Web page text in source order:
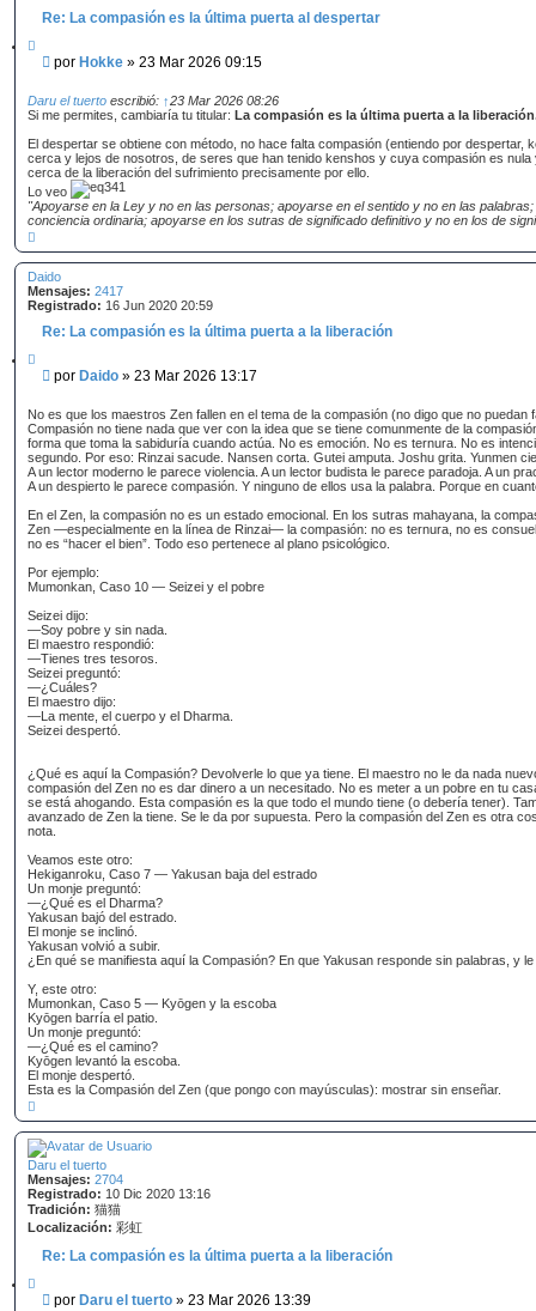
Re: La compasión es la última puerta al despertar
r
M
n
s
j
e
por Hokke » 23 Mar 2026 09:15
Daru el tuerto escribió: ↑23 Mar 2026 08:26
Si me permites, cambiaría tu titular: La compasión es la última puerta a la
El despertar se obtiene con método, no hace falta compasión (entiendo por despertar,
cerca y lejos de nosotros, de seres que han tenido kenshos y cuya compasión es
cerca de la liberación del sufrimiento precisamente por ello.
Lo veo
"Apoyarse en la Ley y no en las personas; apoyarse en el sentido y no en las
conciencia ordinaria; apoyarse en los sutras de significado definitivo y no en los de
r
i
b
a
Daido
Mensajes: 2417
Registrado: 16 Jun 2020 20:59
Re: La compasión es la última puerta a la liberación
r
M
n
s
a
j
e
por Daido » 23 Mar 2026 13:17
No es que los maestros Zen fallen en el tema de la compasión (no digo que no puedan
Compasión no tiene nada que ver con la idea que se tiene comunmente de la
forma que toma la sabiduría cuando actúa. No es emoción. No es ternura. No es
segundo. Por eso: Rinzai sacude. Nansen corta. Gutei amputa. Joshu grita. Yunmen
A un lector moderno le parece violencia. A un lector budista le parece paradoja. A un
A un despierto le parece compasión. Y ninguno de ellos usa la palabra. Porque en
En el Zen, la compasión no es un estado emocional. En los sutras mahayana, la
Zen —especialmente en la línea de Rinzai— la compasión: no es ternura, no es
no es “hacer el bien”. Todo eso pertenece al plano psicológico.
Por ejemplo:
Mumonkan, Caso 10 — Seizei y el pobre
Seizei dijo:
—Soy pobre y sin nada.
El maestro respondió:
—Tienes tres tesoros.
Seizei preguntó:
—¿Cuáles?
El maestro dijo:
—La mente, el cuerpo y el Dharma.
Seizei despertó.
¿Qué es aquí la Compasión? Devolverle lo que ya tiene. El maestro no le da nada
compasión del Zen no es dar dinero a un necesitado. No es meter a un pobre en tu
se está ahogando. Esta compasión es la que todo el mundo tiene (o debería tener).
avanzado de Zen la tiene. Se le da por supuesta. Pero la compasión del Zen es otra
nota.
Veamos este otro:
Hekiganroku, Caso 7 — Yakusan baja del estrado
Un monje preguntó:
—¿Qué es el Dharma?
Yakusan bajó del estrado.
El monje se inclinó.
Yakusan volvió a subir.
¿En qué se manifiesta aquí la Compasión? En que Yakusan responde sin palabras, y
Y, este otro:
Mumonkan, Caso 5 — Kyōgen y la escoba
Kyōgen barría el patio.
Un monje preguntó:
—¿Qué es el camino?
Kyōgen levantó la escoba.
El monje despertó.
Esta es la Compasión del Zen (que pongo con mayúsculas): mostrar sin enseñar.
r
i
b
a
Daru el tuerto
Mensajes: 2704
Registrado: 10 Dic 2020 13:16
Tradición: 猫猫
Localización: 彩虹
Re: La compasión es la última puerta a la liberación
M
por Daru el tuerto » 23 Mar 2026 13:39